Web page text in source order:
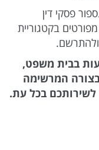
פסקי דין
בקטגוריית
בבית משפט,
בצורה המרשימה
לשירותכם בכל עת.